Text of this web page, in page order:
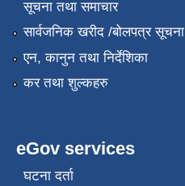
सूचना तथा समाचार
सार्वजनिक खरीद /बोलपत्र सूचना
एन, कानुन तथा निर्देशिका
कर तथा शुल्कहरु
eGov services
घटना दर्ता